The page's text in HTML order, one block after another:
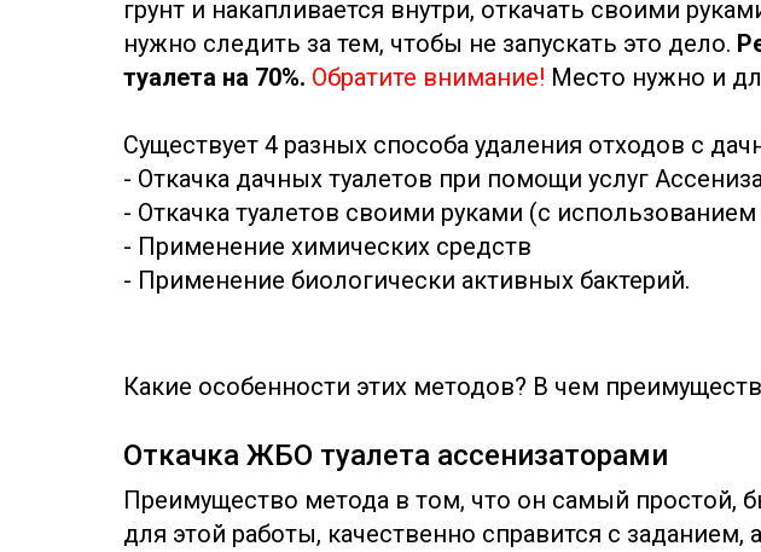
грунт и накапливается внутри, откачать своими
нужно следить за тем, чтобы не запускать это дело.
туалета на 70%. Обратите внимание! Место нужно и
Существует 4 разных способа удаления отходов с
- Откачка дачных туалетов при помощи услуг
- Откачка туалетов своими руками (с
- Применение химических средств
- Применение биологически активных бактерий.
Какие особенности этих методов? В чем
Откачка ЖБО туалета ассенизаторами
Преимущество метода в том, что он самый простой,
для этой работы, качественно справится с